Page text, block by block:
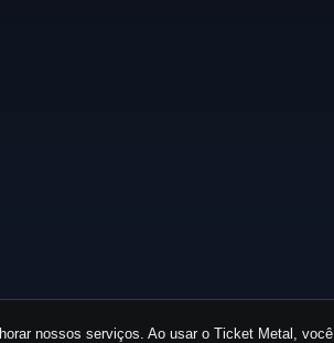
nossos serviços. Ao usar o Ticket Metal, você